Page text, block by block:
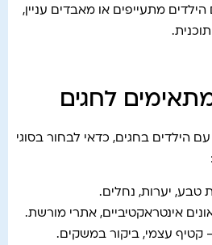
מתעייפים או מאבדים עניין,
לחגים
הילדים בחגים, כדאי לבחור בסוגי
טבע, יערות, נחלים.
אינטראקטיביים, אתרי מורשת.
קטיף עצמי, ביקור במשקים.